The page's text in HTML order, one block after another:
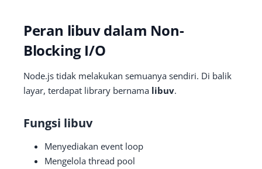
Peran libuv dalam Non-
Blocking I/O
Node.js tidak melakukan semuanya sendiri. Di balik
layar, terdapat library bernama libuv.
Fungsi libuv
Menyediakan event loop
Mengelola thread pool